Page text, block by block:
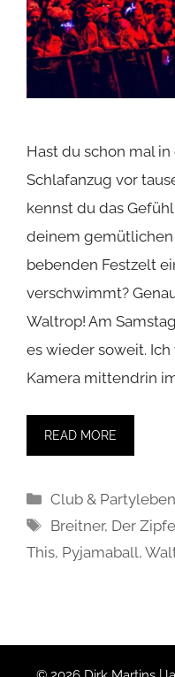
Hast du schon mal
Schlafanzug vor
kennst du das
deinem
bebenden Festzelt
verschwimmt?
Waltrop! Am
es wieder soweit.
Kamera mittendrin
READ MORE
Kategorien
Club & Partyleben
Schlagwörter
Breitner, Der
This, Pyjamaball,